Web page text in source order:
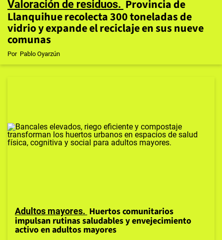
Valoración de residuos Provincia de
Llanquihue recolecta 300 toneladas de
vidrio y expande el reciclaje en sus nueve
comunas
Por Pablo Oyarzún
Adultos mayores Huertos comunitarios
impulsan rutinas saludables y envejecimiento
activo en adultos mayores